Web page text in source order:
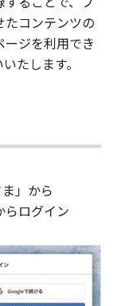
たコンテンツの
ジを利用でき
たします。
」から
らログイン